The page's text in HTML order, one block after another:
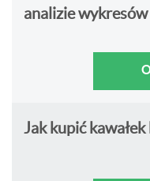
analizie wykresów
Jak kupić kawałek